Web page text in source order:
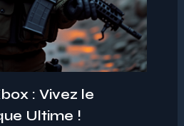
: Vivez le
Ultime !